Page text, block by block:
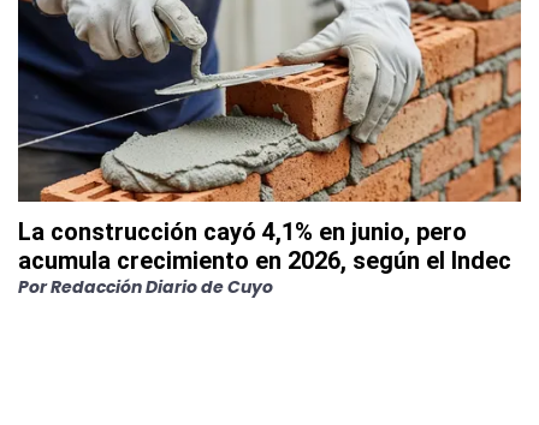
La construcción cayó 4,1% en junio, pero
acumula crecimiento en 2026, según el Indec
PorRedacción Diario de Cuyo